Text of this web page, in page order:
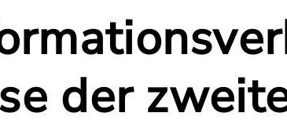
der